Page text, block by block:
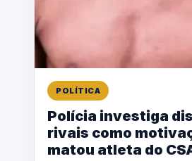
POLÍTICA
Polícia investiga
rivais como
matou atleta do